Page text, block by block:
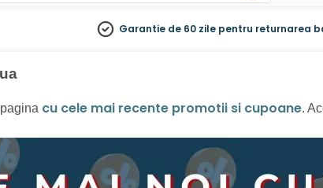
Garantie de 60 zile pentru returnarea
cu cele mai recente promotii si cupoane.